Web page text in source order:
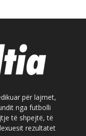
për lajmet,
nga futbolli
të shpejtë, të
rezultatet